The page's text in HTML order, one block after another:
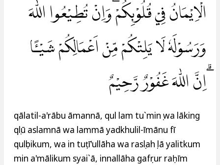
الْاِيْمَانُ فِيْ قُلُوْبِكُمْ ۗوَاِنْ تُطِيْعُوا اللّٰهَ
وَرَسُوْلَهٗ لَا يَلِتْكُمْ مِّنْ اَعْمَالِكُمْ شَيْـًٔا
ۗاِنَّ اللّٰهَ غَفُوْرٌ رَّحِيْمٌ
qālatil-a'rābu āmannā, qul lam tu`minụ wa lāking
qụlū aslamnā wa lammā yadkhulil-īmānu fī
qulụbikum, wa in tuṭī'ullāha wa rasụlahụ lā yalitkum
min a'mālikum syai`ā, innallāha gafụrur raḥīm